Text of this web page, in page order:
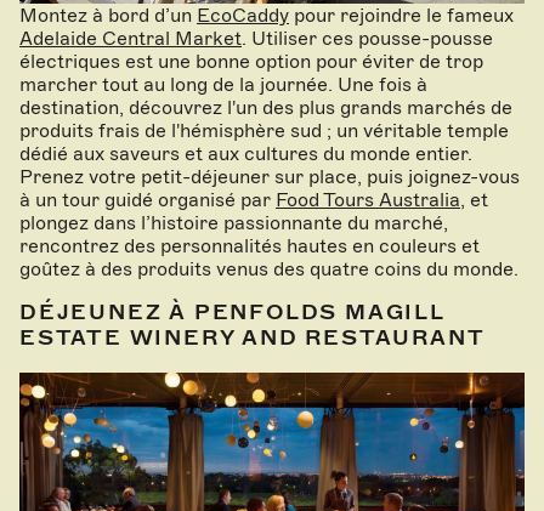
Montez à bord d’un EcoCaddy pour rejoindre le fameux
Adelaide Central Market. Utiliser ces pousse-pousse
électriques est une bonne option pour éviter de trop
marcher tout au long de la journée. Une fois à
destination, découvrez l'un des plus grands marchés de
produits frais de l'hémisphère sud ; un véritable temple
dédié aux saveurs et aux cultures du monde entier.
Prenez votre petit-déjeuner sur place, puis joignez-vous
à un tour guidé organisé par Food Tours Australia, et
plongez dans l’histoire passionnante du marché,
rencontrez des personnalités hautes en couleurs et
goûtez à des produits venus des quatre coins du monde.
DÉJEUNEZ À PENFOLDS MAGILL
ESTATE WINERY AND RESTAURANT